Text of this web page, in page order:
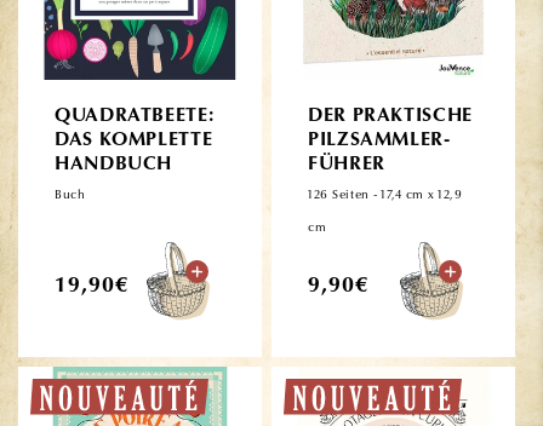
QUADRATBEETE:
DAS KOMPLETTE
HANDBUCH
Buch
Normaler
19,90€
DER PRAKTISCHE
PILZSAMMLER-
FÜHRER
126 Seiten - 17,4 cm x 12,9
cm
Normaler
9,90€